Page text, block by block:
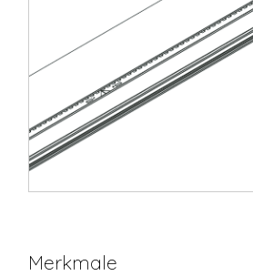
Merkmale